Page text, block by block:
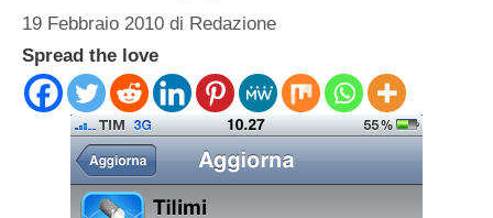
19 Febbraio 2010 di Redazione
Spread the love